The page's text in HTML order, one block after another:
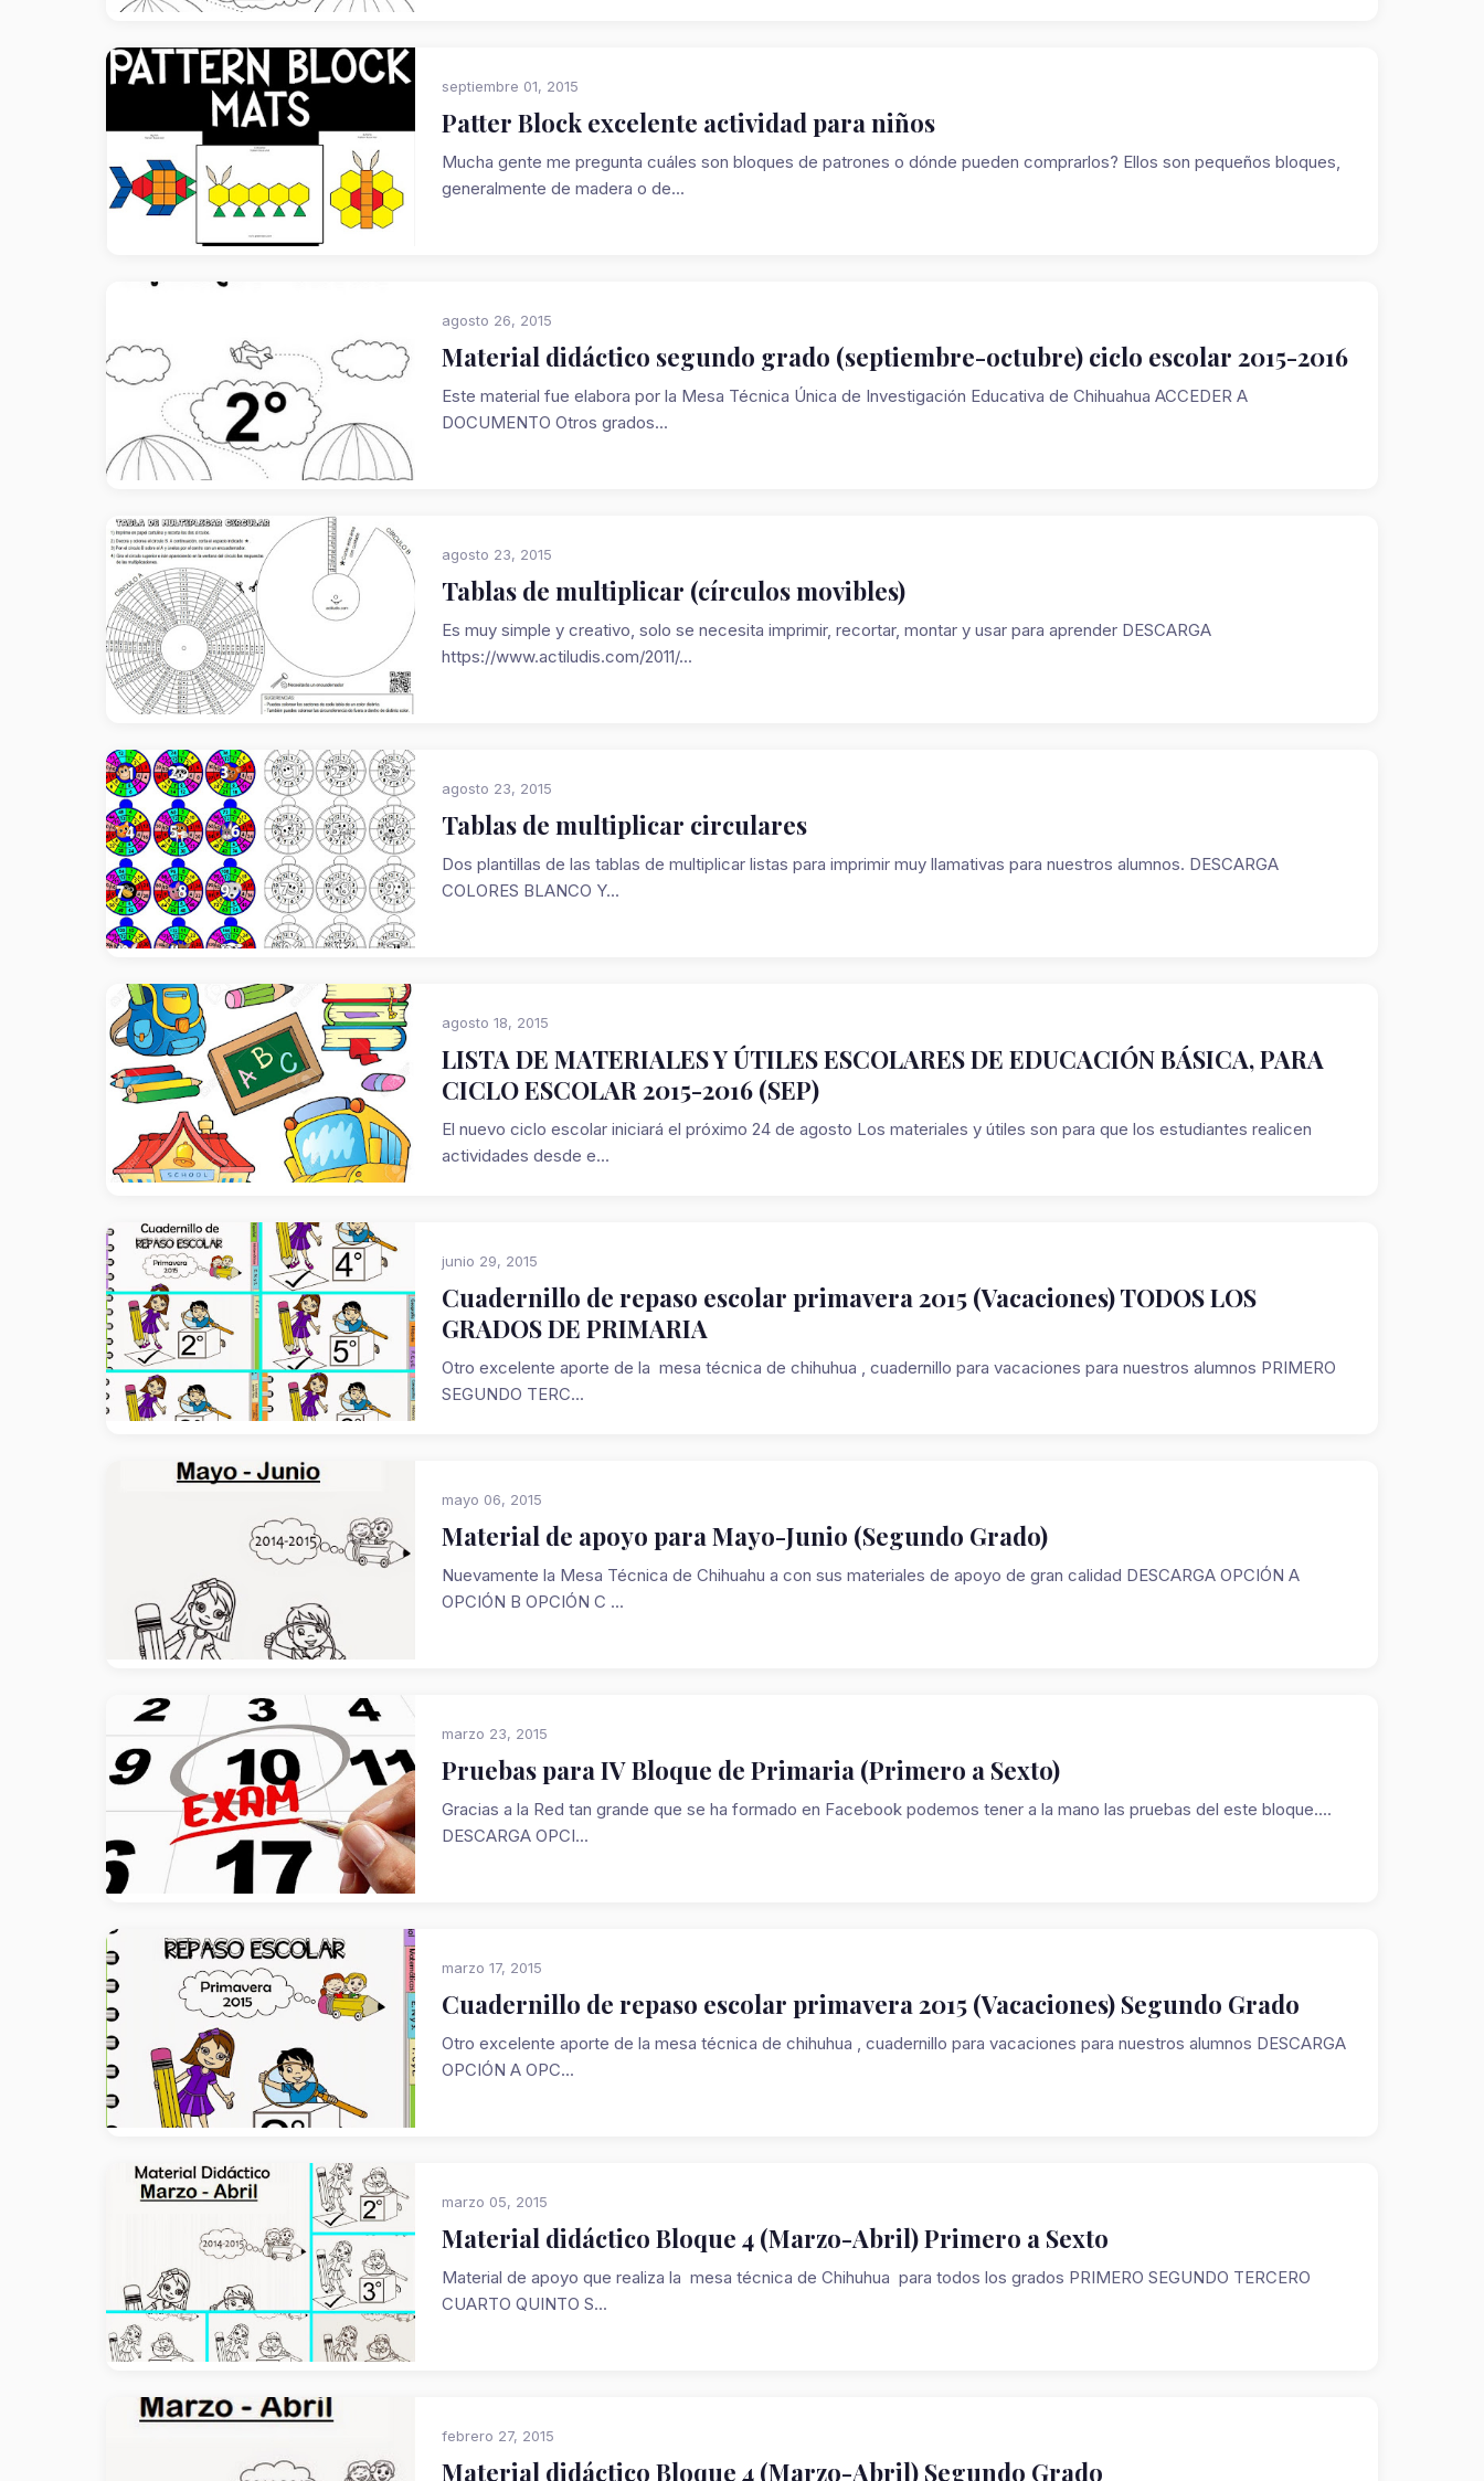
septiembre 01, 2015
Patter Block excelente actividad para niños
Mucha gente me pregunta cuáles son bloques de patrones o dónde pueden comprarlos? Ellos son pequeños bloques,
generalmente de madera o de...
agosto 26, 2015
Material didáctico segundo grado (septiembre-octubre) ciclo escolar 2015-2016
Este material fue elabora por la Mesa Técnica Única de Investigación Educativa de Chihuahua ACCEDER A
DOCUMENTO Otros grados...
agosto 23, 2015
Tablas de multiplicar (círculos movibles)
Es muy simple y creativo, solo se necesita imprimir, recortar, montar y usar para aprender DESCARGA
https://www.actiludis.com/2011/...
agosto 23, 2015
Tablas de multiplicar circulares
Dos plantillas de las tablas de multiplicar listas para imprimir muy llamativas para nuestros alumnos. DESCARGA
COLORES BLANCO Y...
agosto 18, 2015
LISTA DE MATERIALES Y ÚTILES ESCOLARES DE EDUCACIÓN BÁSICA, PARA
CICLO ESCOLAR 2015-2016 (SEP)
El nuevo ciclo escolar iniciará el próximo 24 de agosto Los materiales y útiles son para que los estudiantes realicen
actividades desde e...
junio 29, 2015
Cuadernillo de repaso escolar primavera 2015 (Vacaciones) TODOS LOS
GRADOS DE PRIMARIA
Otro excelente aporte de la mesa técnica de chihuhua , cuadernillo para vacaciones para nuestros alumnos PRIMERO
SEGUNDO TERC...
mayo 06, 2015
Material de apoyo para Mayo-Junio (Segundo Grado)
Nuevamente la Mesa Técnica de Chihuahu a con sus materiales de apoyo de gran calidad DESCARGA OPCIÓN A
OPCIÓN B OPCIÓN C ...
marzo 23, 2015
Pruebas para IV Bloque de Primaria (Primero a Sexto)
Gracias a la Red tan grande que se ha formado en Facebook podemos tener a la mano las pruebas del este bloque....
DESCARGA OPCI...
marzo 17, 2015
Cuadernillo de repaso escolar primavera 2015 (Vacaciones) Segundo Grado
Otro excelente aporte de la mesa técnica de chihuhua , cuadernillo para vacaciones para nuestros alumnos DESCARGA
OPCIÓN A OPC...
marzo 05, 2015
Material didáctico Bloque 4 (Marzo-Abril) Primero a Sexto
Material de apoyo que realiza la mesa técnica de Chihuhua para todos los grados PRIMERO SEGUNDO TERCERO
CUARTO QUINTO S...
febrero 27, 2015
Material didáctico Bloque 4 (Marzo-Abril) Segundo Grado